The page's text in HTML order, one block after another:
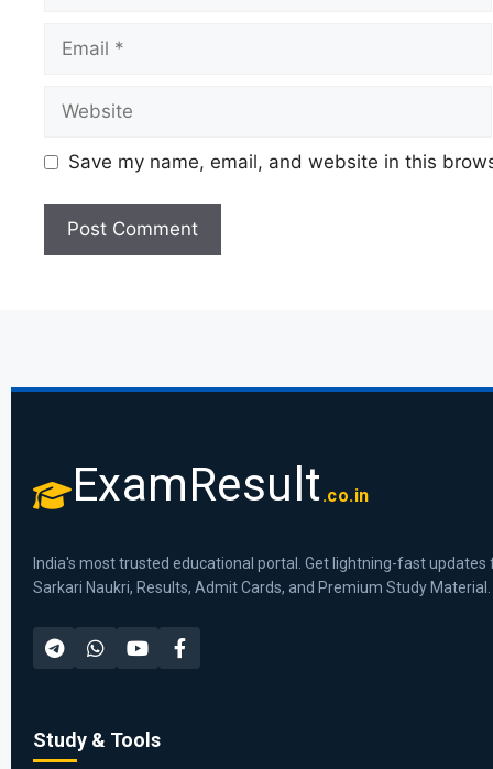
Save my name, email, and website in this
ExamResult .co.in
India's most trusted educational portal. Get lightning-fast updates
Sarkari Naukri, Results, Admit Cards, and Premium Study Material.
Study & Tools